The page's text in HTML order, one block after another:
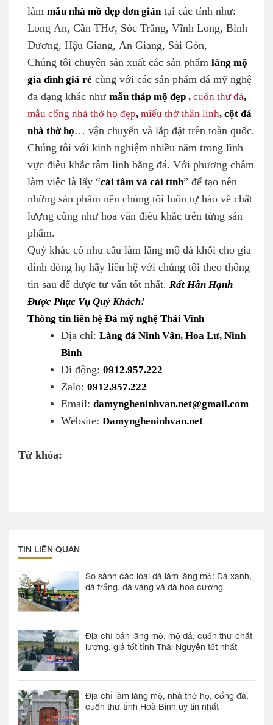
làm mẫu nhà mồ đẹp đơn giản tại các tỉnh như:
Long An, Cần THơ, Sóc Trăng, Vĩnh Long, Bình
Dương, Hậu Giang, An Giang, Sài Gòn,
Chúng tôi chuyên sản xuất các sản phẩm lăng mộ
gia đình giá rẻ cùng với các sản phẩm đá mỹ nghệ
đa dạng khác như mẫu tháp mộ đẹp , cuốn thư đá,
mẫu cổng nhà thờ họ đẹp, miếu thờ thần linh, cột đá
nhà thờ họ… vận chuyển và lắp đặt trên toàn quốc.
Chúng tôi với kinh nghiệm nhiều năm trong lĩnh
vực điêu khắc tâm linh bằng đá. Với phương châm
làm việc là lấy “cái tâm và cái tình” để tạo nên
những sản phẩm nên chúng tôi luôn tự hào về chất
lượng cũng như hoa văn điêu khắc trên từng sản
phẩm.
Quý khác có nhu cầu làm lăng mộ đá khối cho gia
đình dòng họ hãy liên hệ với chúng tôi theo thông
tin sau để được tư vấn tốt nhất. Rất Hân Hạnh
Được Phục Vụ Quý Khách!
Thông tin liên hệ Đá mỹ nghệ Thái Vinh
Địa chỉ: Làng đá Ninh Vân, Hoa Lư, Ninh
Bình
Di động: 0912.957.222
Zalo: 0912.957.222
Email: damyngheninhvan.net@gmail.com
Website: Damyngheninhvan.net
Từ khóa:
TIN LIÊN QUAN
So sánh các loại đá làm lăng mộ: Đá xanh,
đá trắng, đá vàng và đá hoa cương
Địa chỉ bán lăng mộ, mộ đá, cuốn thư chất
lượng, giá tốt tỉnh Thái Nguyên tốt nhất
Địa chỉ làm lăng mộ, nhà thờ họ, cổng đá,
cuốn thư tỉnh Hoà Bình uy tín nhất